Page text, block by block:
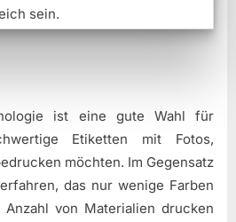
sein.
ist eine gute Wahl für
Etiketten mit Fotos,
möchten. Im Gegensatz
das nur wenige Farben
von Materialien drucken